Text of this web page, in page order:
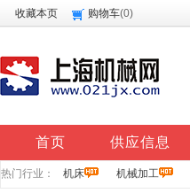
收藏本页 购物车(0)
首页 供应信息
热门行业： 机床 机械加工